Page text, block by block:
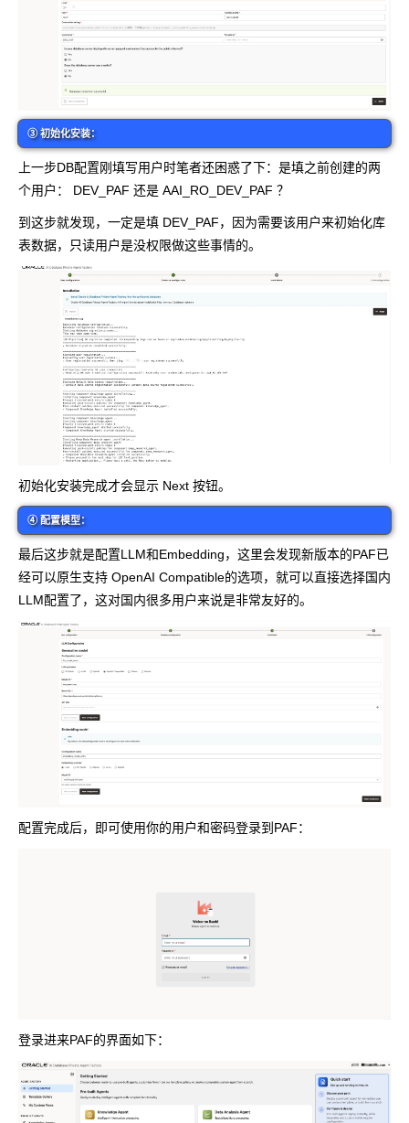
③ 初始化安装：
上一步DB配置刚填写用户时笔者还困惑了下：是填之前创建的两
个用户： DEV_PAF 还是 AAI_RO_DEV_PAF ？
到这步就发现，一定是填 DEV_PAF，因为需要该用户来初始化库
表数据，只读用户是没权限做这些事情的。
初始化安装完成才会显示 Next 按钮。
④ 配置模型：
最后这步就是配置LLM和Embedding，这里会发现新版本的PAF已
经可以原生支持 OpenAI Compatible的选项，就可以直接选择国内
LLM配置了，这对国内很多用户来说是非常友好的。
配置完成后，即可使用你的用户和密码登录到PAF：
登录进来PAF的界面如下：